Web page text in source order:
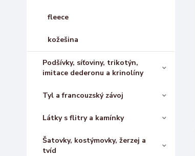
fleece
kožešina
Podšívky, síťoviny, trikotýn,
imitace dederonu a krinolíny
Tyl a francouzský závoj
Látky s flitry a kamínky
Šatovky, kostýmovky, žerzej a
tvíd